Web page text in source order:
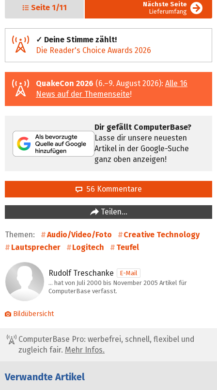
Seite 1/11
Nächste Seite
Lieferumfang
✓ Deine Stimme zählt!
Die Reader's Choice Awards 2026
QuakeCon 2026 (6.–9. August 2026): Alle 16
News auf der Themenseite!
Dir gefällt ComputerBase?
Lasse dir unsere neuesten
Artikel in der Google-Suche
ganz oben anzeigen!
56 Kommentare
Teilen…
Themen: Audio/Video/Foto
Creative Technology
Lautsprecher
Logitech Teufel
Rudolf Treschanke
E-Mail
… hat von Juli 2000 bis November 2005 Artikel für
ComputerBase verfasst.
Bildübersicht
ComputerBase Pro: werbefrei, schnell, flexibel und
zugleich fair. Mehr Infos.
Verwandte Artikel